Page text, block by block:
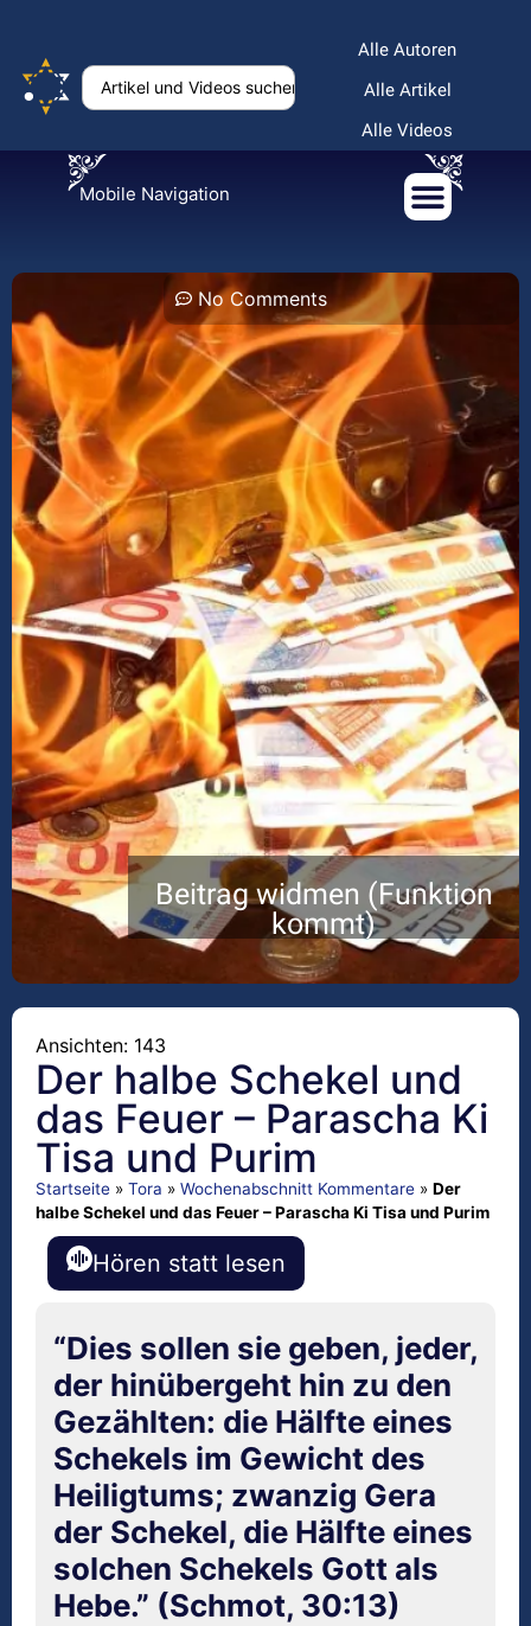
Alle Autoren
Alle Artikel
Alle Videos
Mobile Navigation
No Comments
Beitrag widmen (Funktion
kommt)
Ansichten: 143
Der halbe Schekel und
das Feuer – Parascha Ki
Tisa und Purim
Startseite » Tora » Wochenabschnitt Kommentare » Der
halbe Schekel und das Feuer – Parascha Ki Tisa und Purim
Hören statt lesen
“Dies sollen sie geben, jeder,
der hinübergeht hin zu den
Gezählten: die Hälfte eines
Schekels im Gewicht des
Heiligtums; zwanzig Gera
der Schekel, die Hälfte eines
solchen Schekels Gott als
Hebe.” (Schmot, 30:13)